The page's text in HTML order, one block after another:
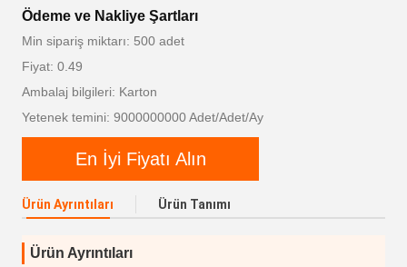
Ödeme ve Nakliye Şartları
Min sipariş miktarı: 500 adet
Fiyat: 0.49
Ambalaj bilgileri: Karton
Yetenek temini: 9000000000 Adet/Adet/Ay
En İyi Fiyatı Alın
Ürün Ayrıntıları Ürün Tanımı
Ürün Ayrıntıları